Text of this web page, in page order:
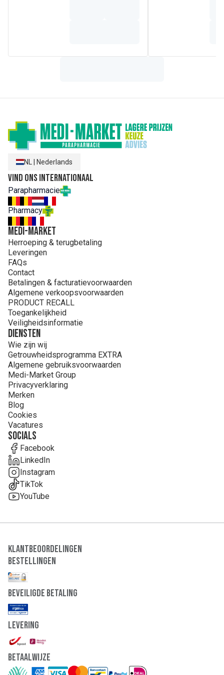
CARBOXYLATE. SORBIC ACID. TOCOPHEROL.
NL Nederlands
Vind ons internationaal
Parapharmacie
Pharmacy
MEDI-MARKET
Herroeping & terugbetaling
Leveringen
FAQs
Contact
Betalingen & facturatievoorwaarden
Algemene verkoopsvoorwaarden
PRODUCT RECALL
Toegankelijkheid
Veiligheidsinformatie
Diensten
Wie zijn wij
Getrouwheidsprogramma EXTRA
Algemene gebruiksvoorwaarden
Medi-Market Group
Privacyverklaring
Merken
Blog
Cookies
Vacatures
Socials
Facebook
LinkedIn
Instagram
TikTok
YouTube
Klantbeoordelingen
Bestellingen
Beveiligde Betaling
Levering
Betaalwijze